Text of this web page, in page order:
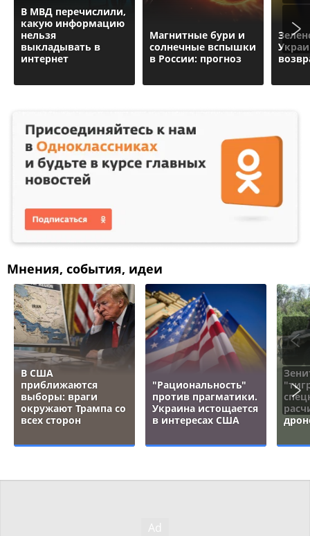
В МВД перечислили,
какую информацию
нельзя
выкладывать в
интернет
Магнитные бури и
солнечные вспышки
в России: прогноз
Мнения, события, идеи
В США
приближаются
выборы: враги
окружают Трампа со
всех сторон
"Рациональность"
против прагматики.
Украина истощается
в интересах США